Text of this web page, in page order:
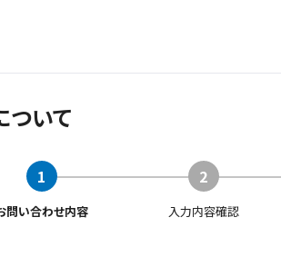
ついて
1
問い合わせ内容
2
入力内容確認